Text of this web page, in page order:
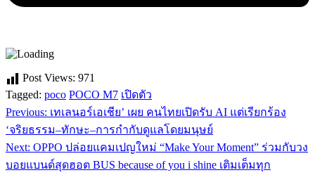
Post Views: 971
Tagged: poco POCO M7 เปิดตัว
แนะแนว
เรื่อง
Previous: เทเลนอร์เอเชีย’ เผย คนไทยเปิดรับ AI แต่เรียกร้อง
‘จริยธรรม–ทักษะ–การกำกับดูแลโดยมนุษย์
Next: OPPO ปล่อยแคมเปญใหม่ “Make Your Moment” ร่วมกับวง
บอยแบนด์สุดฮอต BUS because of you i shine เติมเต็มทุก